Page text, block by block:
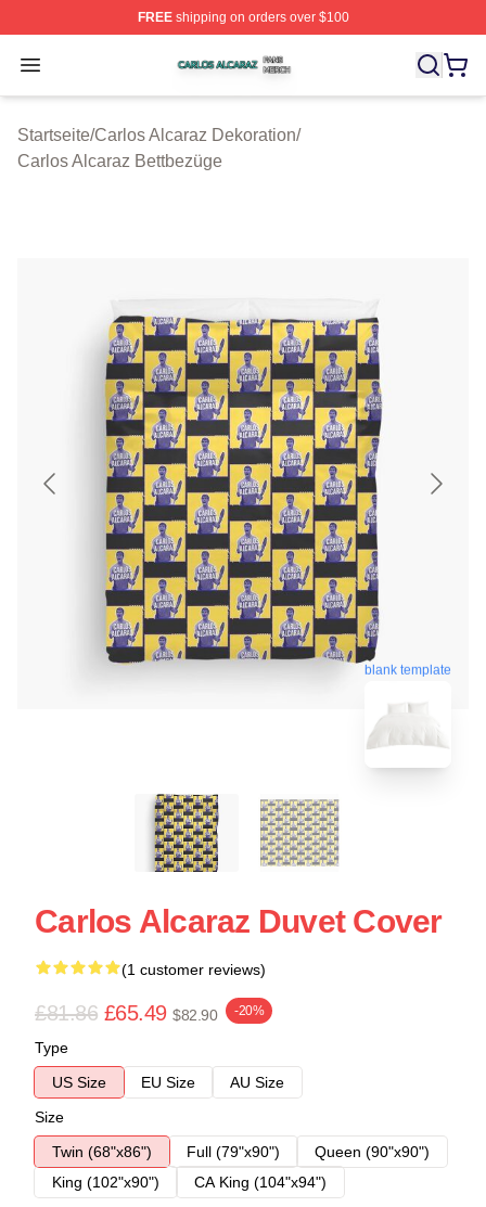
FREEshipping on orders over $100
Open menu
Carlos Alcaraz Shop ⚡️ Officially Licensed Carlos
Startseite/Carlos Alcaraz Dekoration/
Carlos Alcaraz Bettbezüge
blank template
Carlos Alcaraz Duvet Cover
(1 customer reviews)
£81.86 £65.49 $82.90 -20%
Type
US Size
EU Size
AU Size
Size
Twin (68"x86")
Full (79"x90")
Queen (90"x90")
King (102"x90")
CA King (104"x94")